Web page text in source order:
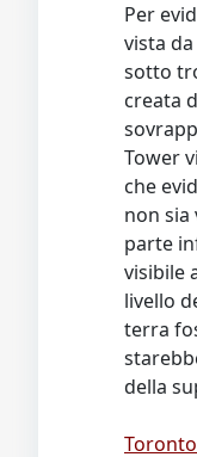
Per
vista
sotto
creata
Tower
che
non sia
parte
visibile
livello
terra
della